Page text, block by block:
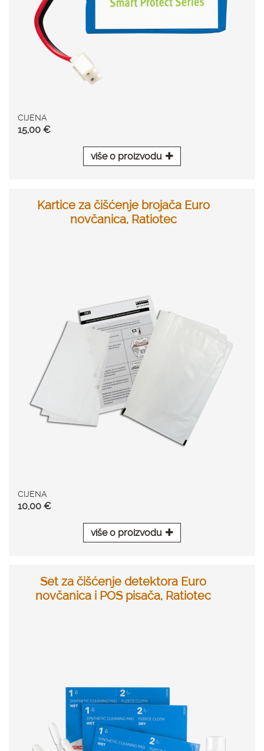
CIJENA
15,00 €
više o proizvodu
Kartice za čišćenje brojača Euro
novčanica, Ratiotec
CIJENA
10,00 €
više o proizvodu
Set za čišćenje detektora Euro
novčanica i POS pisača, Ratiotec